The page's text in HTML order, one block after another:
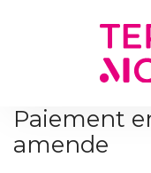
Paiement
amende